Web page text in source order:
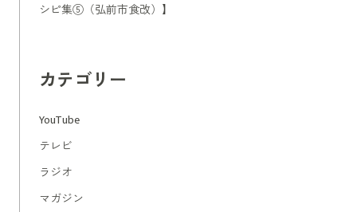
シピ集⑤（弘前市食改）】
カテゴリー
YouTube
テレビ
ラジオ
マガジン